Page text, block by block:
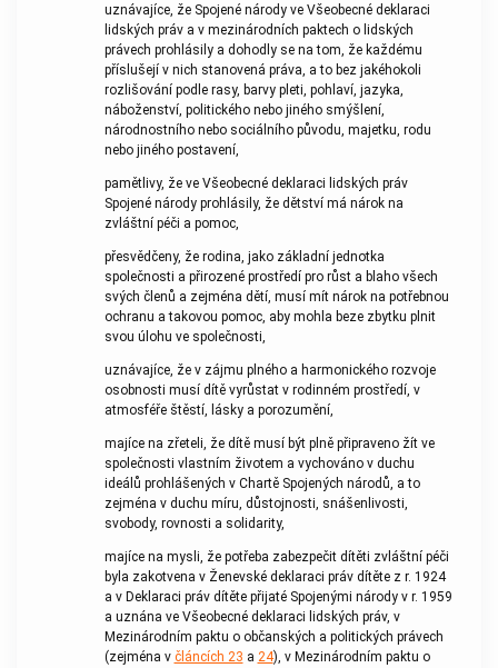
uznávajíce, že Spojené národy ve Všeobecné deklaraci
lidských práv a v mezinárodních paktech o lidských
právech prohlásily a dohodly se na tom, že každému
příslušejí v nich stanovená práva, a to bez jakéhokoli
rozlišování podle rasy, barvy pleti, pohlaví, jazyka,
náboženství, politického nebo jiného smýšlení,
národnostního nebo sociálního původu, majetku, rodu
nebo jiného postavení,
pamětlivy, že ve Všeobecné deklaraci lidských práv
Spojené národy prohlásily, že dětství má nárok na
zvláštní péči a pomoc,
přesvědčeny, že rodina, jako základní jednotka
společnosti a přirozené prostředí pro růst a blaho všech
svých členů a zejména dětí, musí mít nárok na potřebnou
ochranu a takovou pomoc, aby mohla beze zbytku plnit
svou úlohu ve společnosti,
uznávajíce, že v zájmu plného a harmonického rozvoje
osobnosti musí dítě vyrůstat v rodinném prostředí, v
atmosféře štěstí, lásky a porozumění,
majíce na zřeteli, že dítě musí být plně připraveno žít ve
společnosti vlastním životem a vychováno v duchu
ideálů prohlášených v Chartě Spojených národů, a to
zejména v duchu míru, důstojnosti, snášenlivosti,
svobody, rovnosti a solidarity,
majíce na mysli, že potřeba zabezpečit dítěti zvláštní péči
byla zakotvena v Ženevské deklaraci práv dítěte z r. 1924
a v Deklaraci práv dítěte přijaté Spojenými národy v r. 1959
a uznána ve Všeobecné deklaraci lidských práv, v
Mezinárodním paktu o občanských a politických právech
(zejména v článcích 23 a 24), v Mezinárodním paktu o